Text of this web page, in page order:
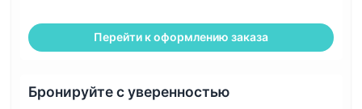
Перейти к оформлению заказа
Бронируйте с уверенностью